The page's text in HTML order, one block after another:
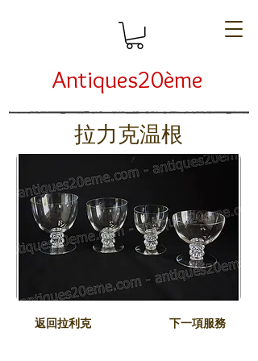
Antiques20ème
拉力克温根
返回拉利克 下一項服務